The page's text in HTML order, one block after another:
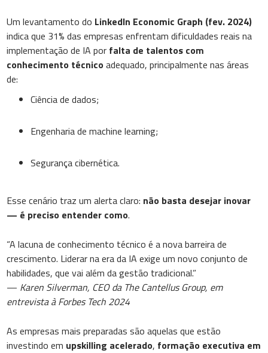
Um levantamento do LinkedIn Economic Graph (fev. 2024)
indica que 31% das empresas enfrentam dificuldades reais na
implementação de IA por falta de talentos com
conhecimento técnicoadequado, principalmente nas áreas
de:
Ciência de dados;
Engenharia de machine learning;
Segurança cibernética.
Esse cenário traz um alerta claro: não basta desejar inovar
— é preciso entender como.
“A lacuna de conhecimento técnico é a nova barreira de
crescimento. Liderar na era da IA exige um novo conjunto de
habilidades, que vai além da gestão tradicional.”
— Karen Silverman, CEO da The Cantellus Group, em
entrevista à Forbes Tech 2024
As empresas mais preparadas são aquelas que estão
investindo em upskilling acelerado, formação executiva em